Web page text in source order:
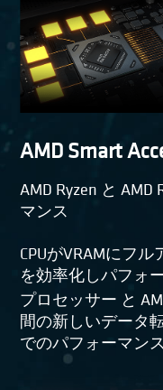
AMD Smart
AMD Ryzen と
マンス
CPUがVRAMにフ
を効率化しパフォ
プロセッサー と
間の新しいデータ
でのパフォーマン